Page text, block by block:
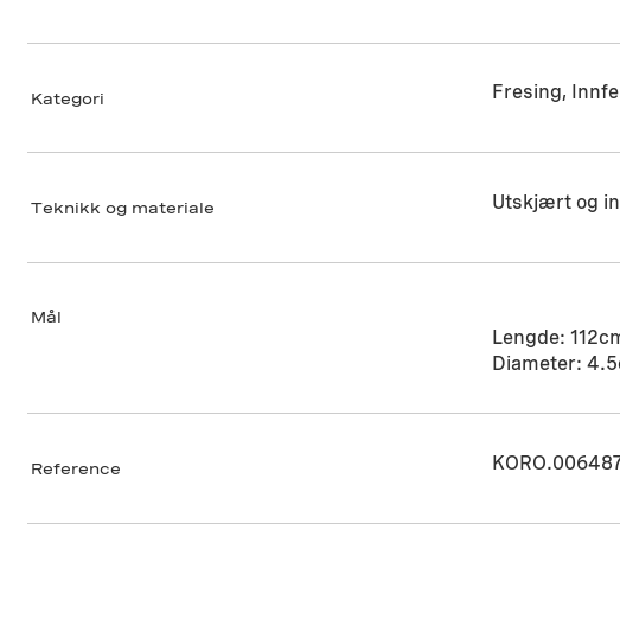
Kategori Fresing,
Teknikk og materiale Utskjært og
Mål
Lengde:
Diameter:
Reference